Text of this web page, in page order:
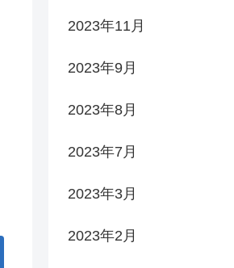
2023年11月
2023年9月
2023年8月
2023年7月
2023年3月
2023年2月